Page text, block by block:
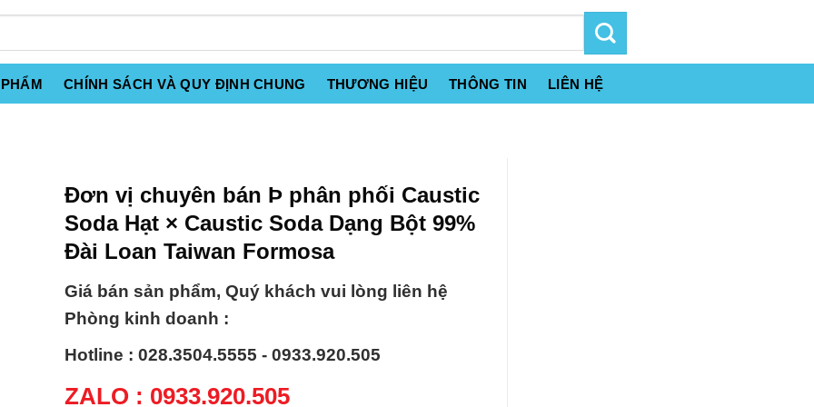
CHÍNH SÁCH VÀ QUY ĐỊNH CHUNG THƯƠNG HIỆU THÔNG TIN LIÊN HỆ
Đơn vị chuyên bán Þ phân phối Caustic
Soda Hạt × Caustic Soda Dạng Bột 99%
Đài Loan Taiwan Formosa
Giá bán sản phẩm, Quý khách vui lòng liên hệ
Phòng kinh doanh :
Hotline : 028.3504.5555 - 0933.920.505
ZALO : 0933.920.505